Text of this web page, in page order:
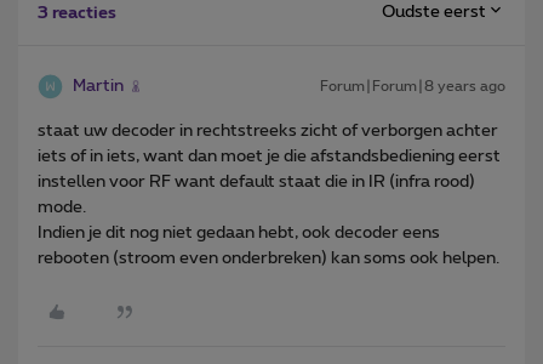
3 reacties Oudste eerst
Martin Forum|Forum|8 years ago
staat uw decoder in rechtstreeks zicht of verborgen achter
iets of in iets, want dan moet je die afstandsbediening eerst
instellen voor RF want default staat die in IR (infra rood)
mode.
Indien je dit nog niet gedaan hebt, ook decoder eens
rebooten (stroom even onderbreken) kan soms ook helpen.